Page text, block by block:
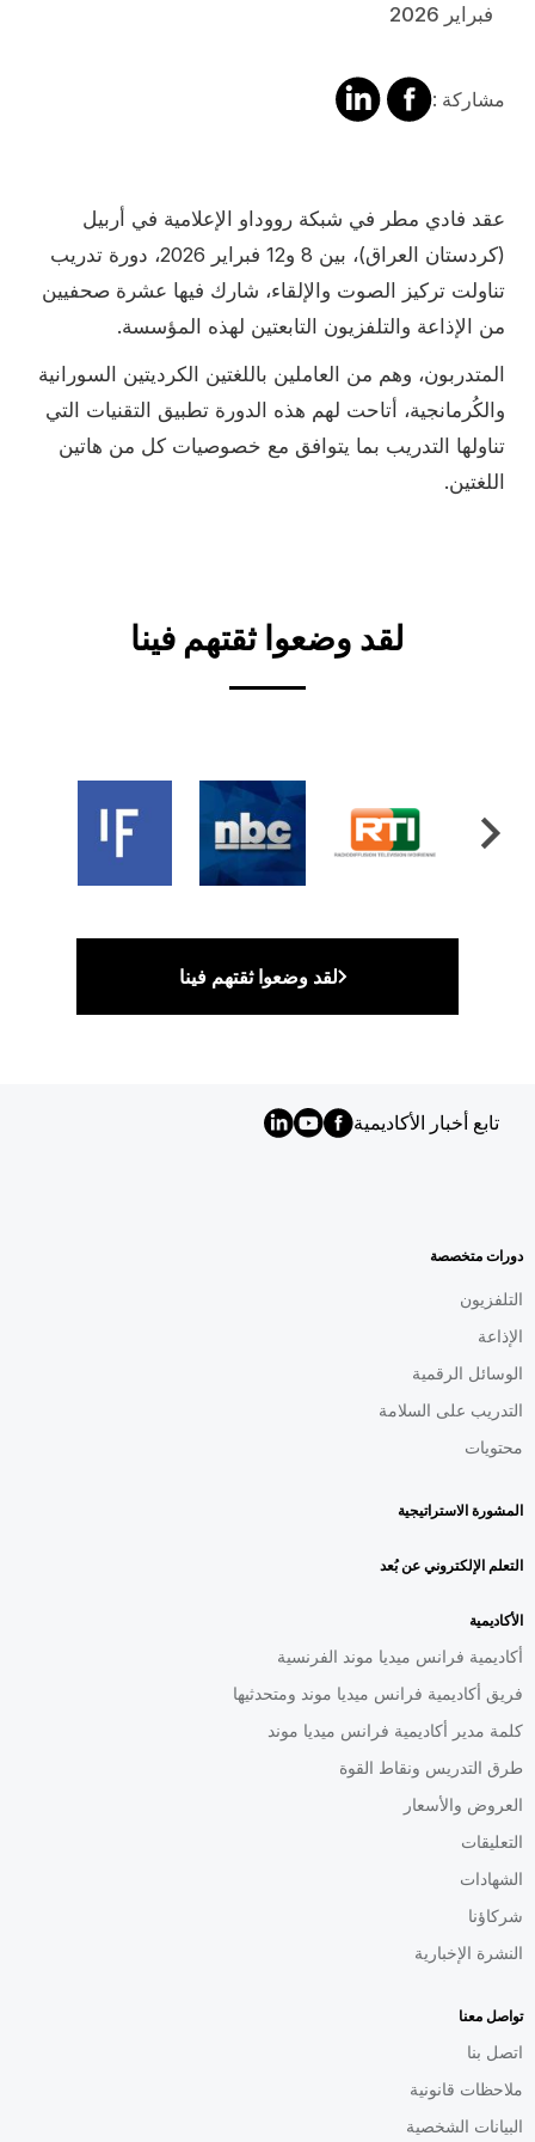
فبراير 2026
مشاركة :مشاركة
على
مشالرة
على
Contenu
عقد فادي مطر في شبكة رووداو الإعلامية في أربيل
(كردستان العراق)، بين 8 و12 فبراير 2026، دورة تدريب
تناولت تركيز الصوت والإلقاء، شارك فيها عشرة صحفيين
من الإذاعة والتلفزيون التابعتين لهذه المؤسسة.
المتدربون، وهم من العاملين باللغتين الكرديتين السورانية
والكُرمانجية، أتاحت لهم هذه الدورة تطبيق التقنيات التي
تناولها التدريب بما يتوافق مع خصوصيات كل من هاتين
اللغتين.
لقد وضعوا ثقتهم فينا
لقد وضعوا ثقتهم فينا
تابع أخبار الأكاديمية
AR
دورات متخصصة
التلفزيون
الإذاعة
الوسائل الرقمية
التدريب على السلامة
محتويات
المشورة الاستراتيجية
التعلم الإلكتروني عن بُعد
الأكاديمية
أكاديمية فرانس ميديا موند الفرنسية
فريق أكاديمية فرانس ميديا موند ومتحدثيها
كلمة مدير أكاديمية فرانس ميديا موند
طرق التدريس ونقاط القوة
العروض والأسعار
التعليقات
الشهادات
شركاؤنا
النشرة الإخبارية
تواصل معنا
اتصل بنا
ملاحظات قانونية
البيانات الشخصية